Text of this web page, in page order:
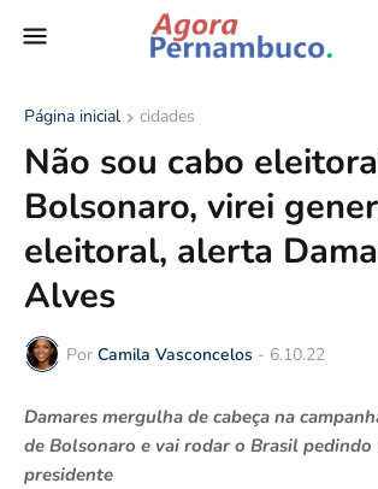
Página inicial cidades
Não sou cabo
Bolsonaro, virei
eleitoral, alerta
Alves
Por Camila Vasconcelos - 6.10.22
Damares mergulha de cabeça na
de Bolsonaro e vai rodar o Brasil pedindo
presidente